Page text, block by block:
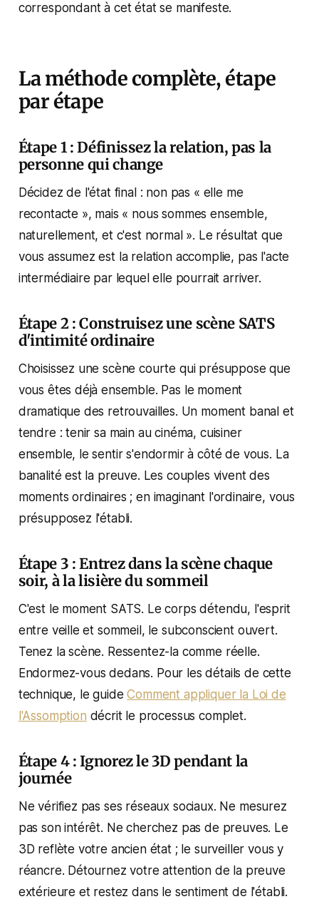
correspondant à cet état se manifeste.
La méthode complète, étape
par étape
Étape 1 : Définissez la relation, pas la
personne qui change
Décidez de l'état final : non pas « elle me
recontacte », mais « nous sommes ensemble,
naturellement, et c'est normal ». Le résultat que
vous assumez est la relation accomplie, pas l'acte
intermédiaire par lequel elle pourrait arriver.
Étape 2 : Construisez une scène SATS
d'intimité ordinaire
Choisissez une scène courte qui présuppose que
vous êtes déjà ensemble. Pas le moment
dramatique des retrouvailles. Un moment banal et
tendre : tenir sa main au cinéma, cuisiner
ensemble, le sentir s'endormir à côté de vous. La
banalité est la preuve. Les couples vivent des
moments ordinaires ; en imaginant l'ordinaire, vous
présupposez l'établi.
Étape 3 : Entrez dans la scène chaque
soir, à la lisière du sommeil
C'est le moment SATS. Le corps détendu, l'esprit
entre veille et sommeil, le subconscient ouvert.
Tenez la scène. Ressentez-la comme réelle.
Endormez-vous dedans. Pour les détails de cette
technique, le guideComment appliquer la Loi de
l'Assomption décrit le processus complet.
Étape 4 : Ignorez le 3D pendant la
journée
Ne vérifiez pas ses réseaux sociaux. Ne mesurez
pas son intérêt. Ne cherchez pas de preuves. Le
3D reflète votre ancien état ; le surveiller vous y
réancre. Détournez votre attention de la preuve
extérieure et restez dans le sentiment de l'établi.